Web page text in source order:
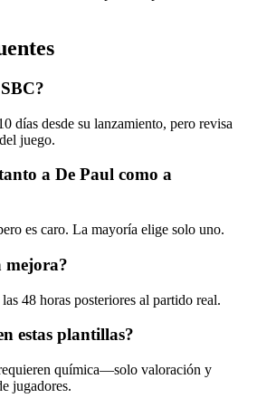
días desde su lanzamiento, pero revisa
juego.
a De Paul como a
es caro. La mayoría elige solo uno.
mejora?
48 horas posteriores al partido real.
estas plantillas?
química—solo valoración y
jugadores.